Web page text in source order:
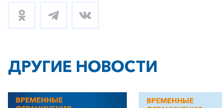
ДРУГИЕ НОВОСТИ